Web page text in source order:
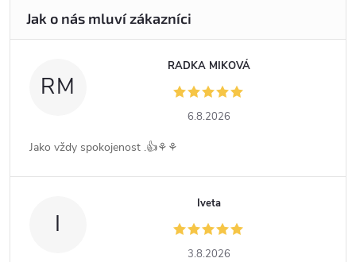
RM
RADKA MIKOVÁ
6.8.2026
Jako vždy spokojenost .👍⚘️⚘️
I
Iveta
3.8.2026